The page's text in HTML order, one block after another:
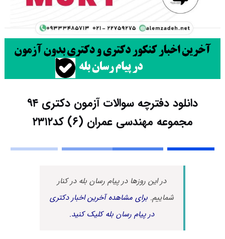
دانلود دفترچه سوالات آزمون دکتری ۹۴
مجموعه مهندسی عمران (۶) کد۲۳۱۲
در این روزها در پیام رسان بله در کنار
شماییم.برای مشاهده آخرین اخبار دکتری
در پیام رسان بله کلیک کنید.